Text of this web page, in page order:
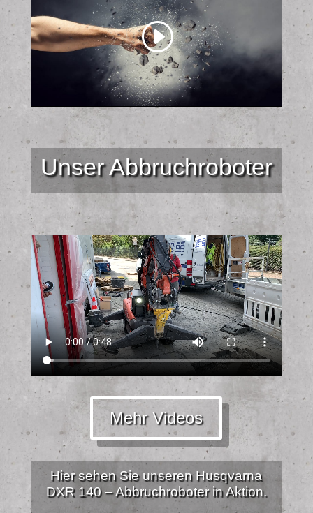
Unser Abbruchroboter
Mehr Videos
Hier sehen Sie unseren Husqvarna
DXR 140 – Abbruchroboter in Aktion.